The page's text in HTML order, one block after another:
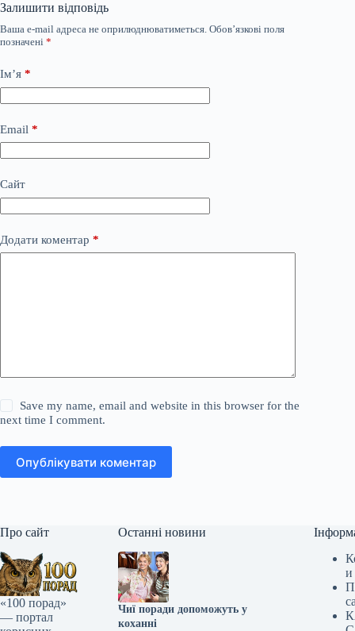
Залишити відповідь
Ваша e-mail адреса не оприлюднюватиметься. Обов’язкові поля
позначені *
Ім’я *
Email *
Сайт
Додати коментар *
Save my name, email and website in this browser for the
next time I comment.
Опублікувати коментар
Про сайт
«100 порад»
— портал
Останні новини
Чиї поради допоможуть у
коханні
и